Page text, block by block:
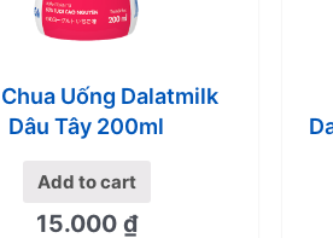
Uống Dalatmilk
Dâu Tây 200ml
Add to cart
15.000 ₫